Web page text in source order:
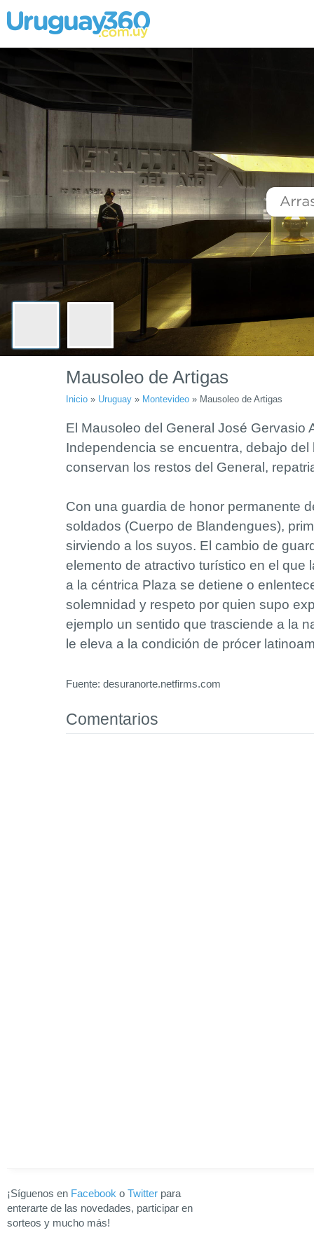
Mausoleo de Artigas
Inicio » Uruguay » Montevideo » Mausoleo de Artigas
El Mausoleo del General José Gervasio
Independencia se encuentra, debajo
conservan los restos del General,
Con una guardia de honor permanente
soldados (Cuerpo de Blandengues),
sirviendo a los suyos. El cambio de
elemento de atractivo turístico en el que
a la céntrica Plaza se detiene o
solemnidad y respeto por quien supo
ejemplo un sentido que trasciende a la
le eleva a la condición de prócer
Fuente: desuranorte.netfirms.com
Comentarios
¡Síguenos en Facebook o Twitter para
enterarte de las novedades, participar en
sorteos y mucho más!